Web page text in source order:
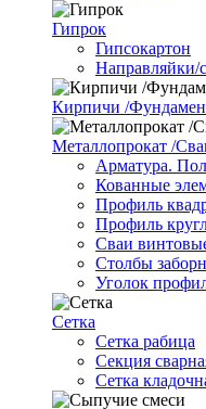
Гипрок
Гипсокартон
Направляйки/
Кирпичи /
Металлопрокат /
Арматура.
Кованные
Профиль
Профиль
Сваи
Столбы
Уголок
Сетка
Cетка рабица
Секция
Сетка